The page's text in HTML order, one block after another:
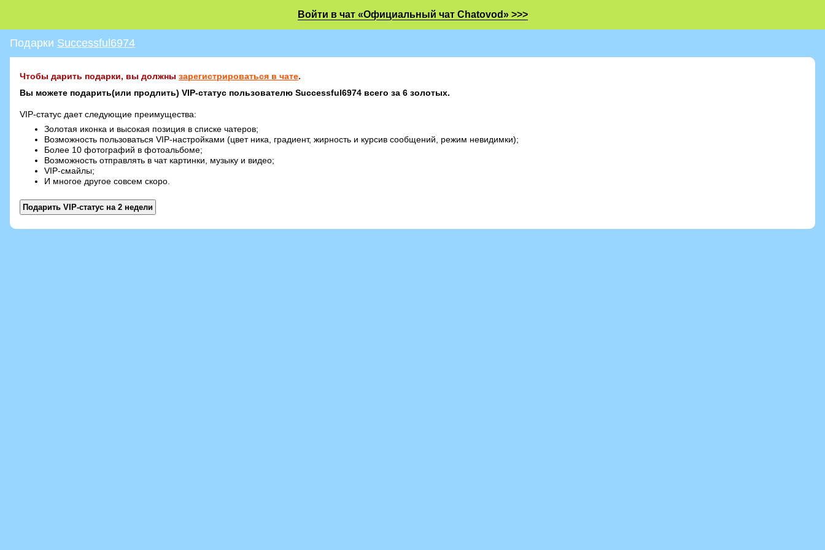
Войти в чат «Официальный чат Chatovod» >>>
Подарки Successful6974
Чтобы дарить подарки, вы должны зарегистрироваться в чате.
Вы можете подарить(или продлить) VIP-статус пользователю Successful6974 всего за 6 золотых.
VIP-статус дает следующие преимущества:
Золотая иконка и высокая позиция в списке чатеров;
Возможность пользоваться VIP-настройками (цвет ника, градиент, жирность и курсив сообщений, режим невидимки);
Более 10 фотографий в фотоальбоме;
Возможность отправлять в чат картинки, музыку и видео;
VIP-смайлы;
И многое другое совсем скоро.